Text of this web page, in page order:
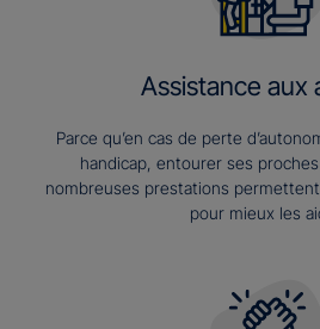
Assistance aux
Parce qu’en cas de perte
handicap, entourer ses
nombreuses prestations
pour mieux les